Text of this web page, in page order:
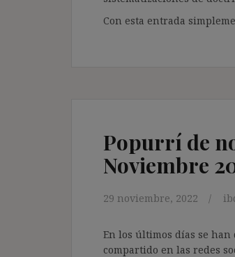
Con esta entrada
Popurrí de
Noviembre
29 noviembre, 2022
En los últimos días se
compartido en las redes